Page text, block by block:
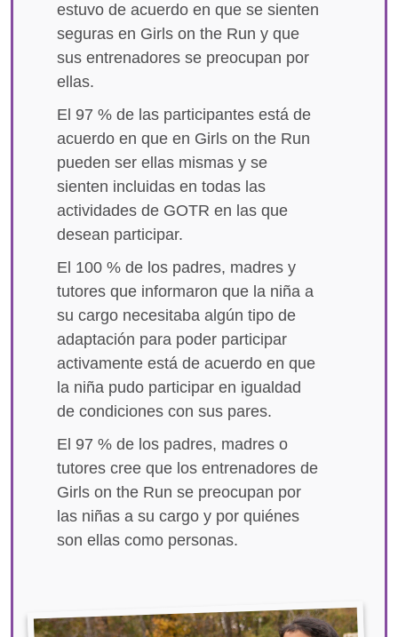
estuvo de acuerdo en que se sienten
seguras en Girls on the Run y que
sus entrenadores se preocupan por
ellas.
El 97 % de las participantes está de
acuerdo en que en Girls on the Run
pueden ser ellas mismas y se
sienten incluidas en todas las
actividades de GOTR en las que
desean participar.
El 100 % de los padres, madres y
tutores que informaron que la niña a
su cargo necesitaba algún tipo de
adaptación para poder participar
activamente está de acuerdo en que
la niña pudo participar en igualdad
de condiciones con sus pares.
El 97 % de los padres, madres o
tutores cree que los entrenadores de
Girls on the Run se preocupan por
las niñas a su cargo y por quiénes
son ellas como personas.